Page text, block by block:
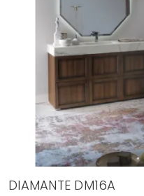
DIAMANTE DM16A